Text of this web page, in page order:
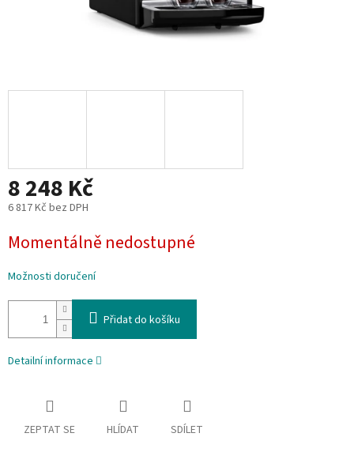
8 248 Kč
6 817 Kč bez DPH
cena:
Momentálně nedostupné
Možnosti doručení
Přidat do košíku
Detailní informace
ZEPTAT SE HLÍDAT SDÍLET